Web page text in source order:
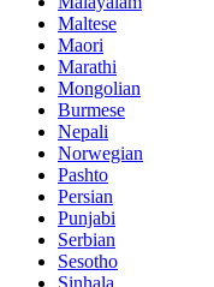
Maltese
Maori
Marathi
Mongolian
Burmese
Nepali
Norwegian
Pashto
Persian
Punjabi
Serbian
Sesotho
Sinhala